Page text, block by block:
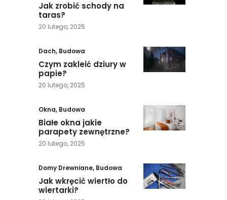
Jak zrobić schody na
taras?
20 lutego, 2025
Dach, Budowa
Czym zakleić dziury w
papie?
20 lutego, 2025
Okna, Budowa
Białe okna jakie
parapety zewnętrzne?
20 lutego, 2025
Domy Drewniane, Budowa
Jak wkręcić wiertło do
wiertarki?